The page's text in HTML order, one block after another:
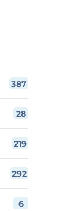
387
28
219
292
6